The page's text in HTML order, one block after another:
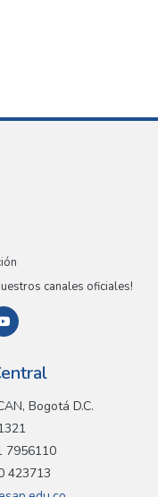
canales oficiales!
Bogotá D.C.
7956110
423713